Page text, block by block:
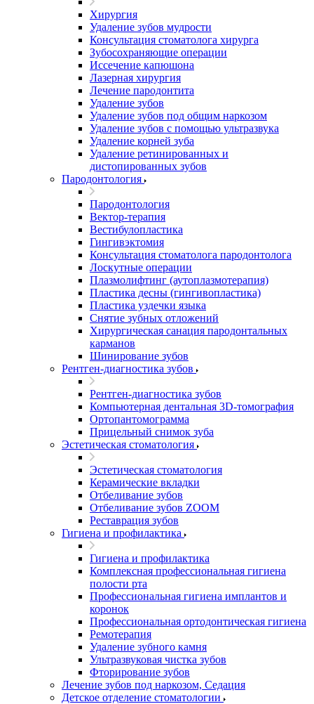
Хирургия
Удаление зубов мудрости
Консультация стоматолога хирурга
Зубосохраняющие операции
Иссечение капюшона
Лазерная хирургия
Лечение пародонтита
Удаление зубов
Удаление зубов под общим наркозом
Удаление зубов с помощью ультразвука
Удаление корней зуба
Удаление ретинированных и
дистопированных зубов
Пародонтология
Пародонтология
Вектор-терапия
Вестибулопластика
Гингивэктомия
Консультация стоматолога пародонтолога
Лоскутные операции
Плазмолифтинг (аутоплазмотерапия)
Пластика десны (гингивопластика)
Пластика уздечки языка
Снятие зубных отложений
Хирургическая санация пародонтальных
карманов
Шинирование зубов
Рентген-диагностика зубов
Рентген-диагностика зубов
Компьютерная дентальная 3D-томография
Ортопантомограмма
Прицельный снимок зуба
Эстетическая стоматология
Эстетическая стоматология
Керамические вкладки
Отбеливание зубов
Отбеливание зубов ZOOM
Реставрация зубов
Гигиена и профилактика
Гигиена и профилактика
Комплексная профессиональная гигиена
полости рта
Профессиональная гигиена имплантов и
коронок
Профессиональная ортодонтическая гигиена
Ремотерапия
Удаление зубного камня
Ультразвуковая чистка зубов
Фторирование зубов
Лечение зубов под наркозом, Седация
Детское отделение стоматологии